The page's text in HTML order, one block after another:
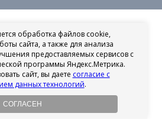
обработка файлов cookie,
сайта, а также для анализа
предоставляемых сервисов с
программы Яндекс.Метрика.
сайт, вы даете согласие с
данных технологий.
СОГЛАСЕН